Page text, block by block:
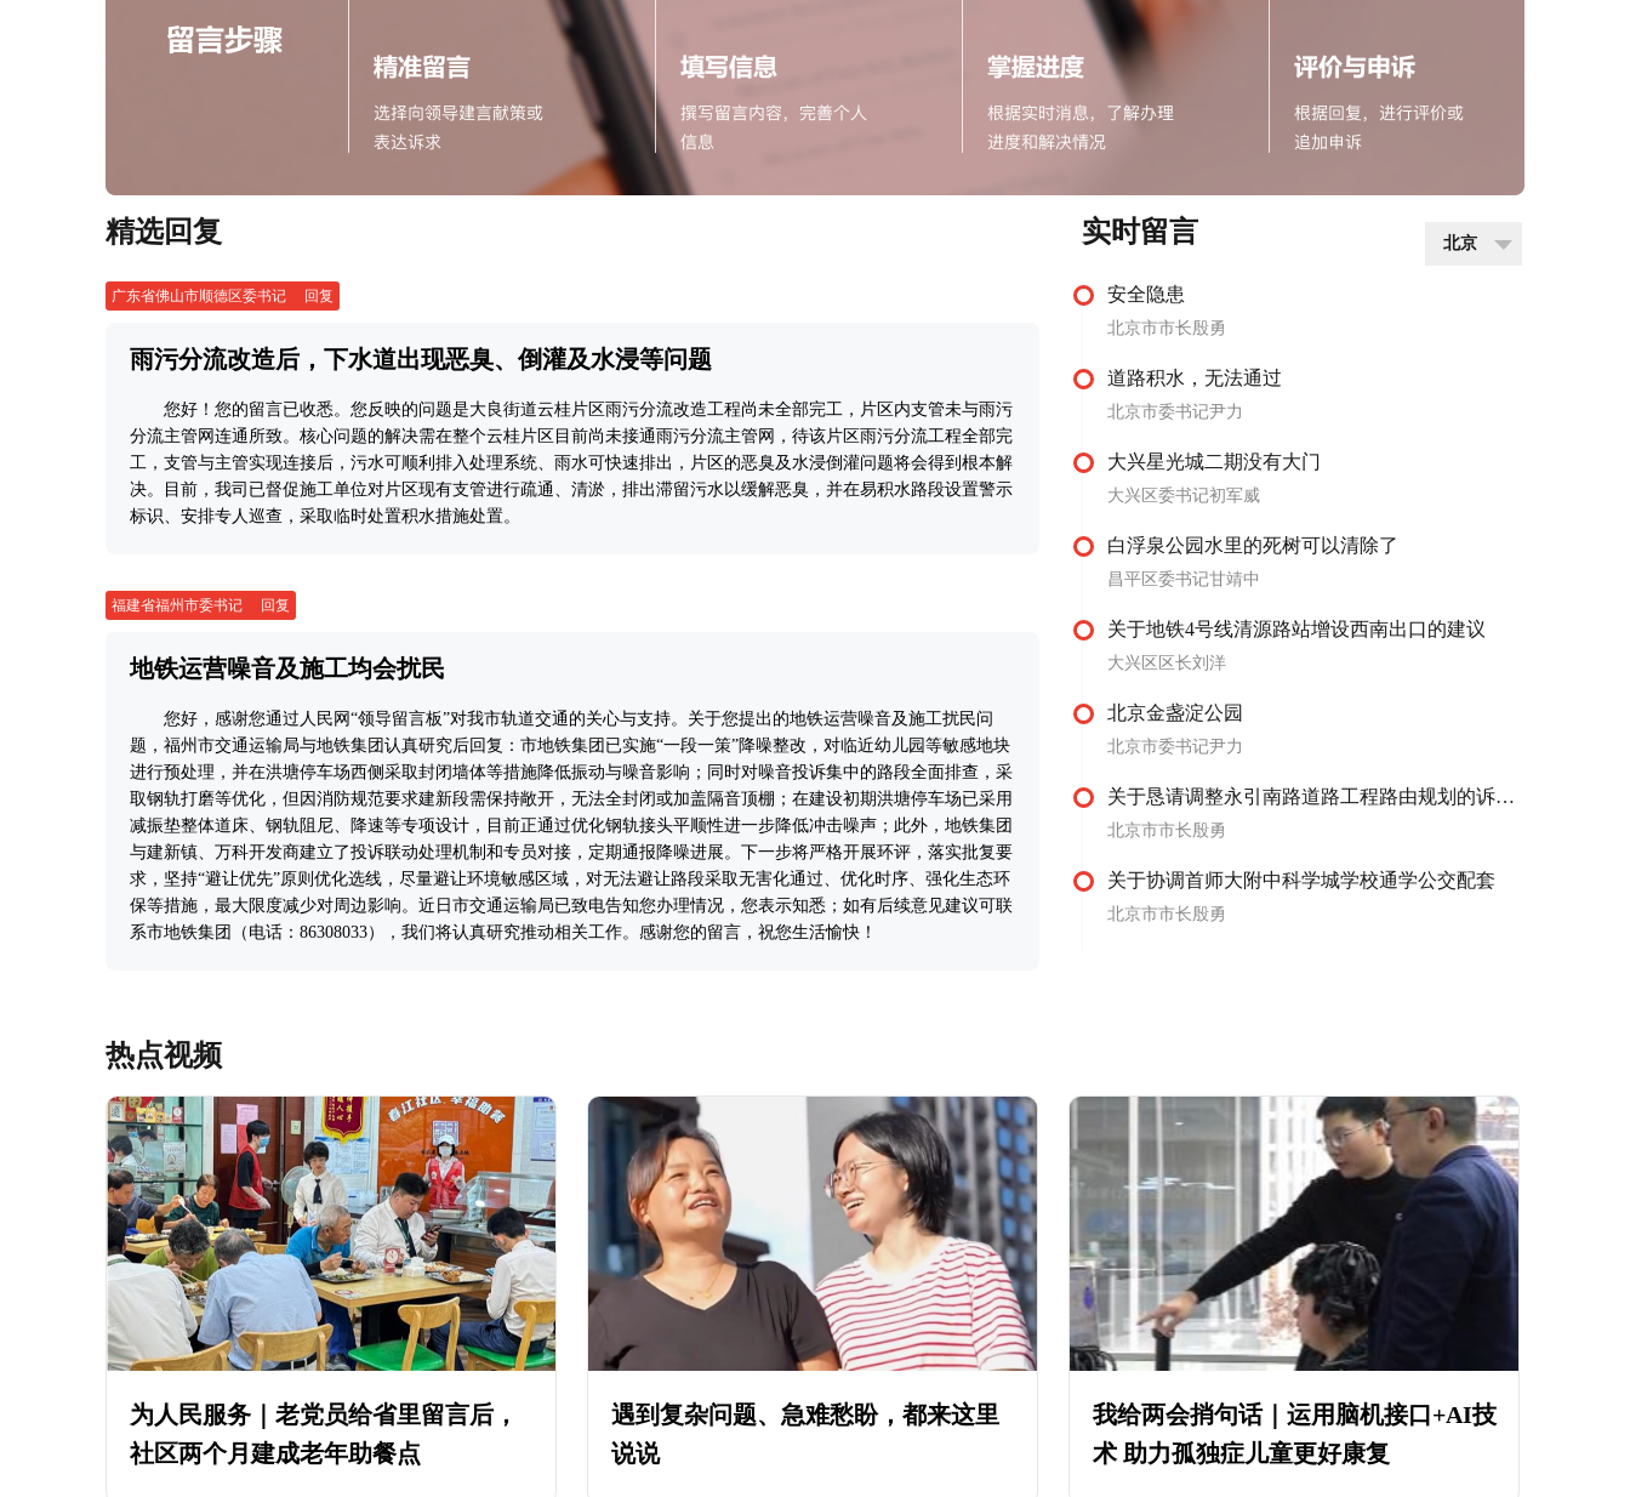
精选回复
广东省佛山市顺德区委书记 回复
雨污分流改造后，下水道出现恶臭、倒灌及水浸等问题
您好！您的留言已收悉。您反映的问题是大良街道云桂片区雨污分流改造工程尚未全部完工，片区内支管未与雨污
分流主管网连通所致。核心问题的解决需在整个云桂片区目前尚未接通雨污分流主管网，待该片区雨污分流工程全部完
工，支管与主管实现连接后，污水可顺利排入处理系统、雨水可快速排出，片区的恶臭及水浸倒灌问题将会得到根本解
决。目前，我司已督促施工单位对片区现有支管进行疏通、清淤，排出滞留污水以缓解恶臭，并在易积水路段设置警示
标识、安排专人巡查，采取临时处置积水措施处置。
福建省福州市委书记 回复
地铁运营噪音及施工均会扰民
您好，感谢您通过人民网“领导留言板”对我市轨道交通的关心与支持。关于您提出的地铁运营噪音及施工扰民问
题，福州市交通运输局与地铁集团认真研究后回复：市地铁集团已实施“一段一策”降噪整改，对临近幼儿园等敏感地块
进行预处理，并在洪塘停车场西侧采取封闭墙体等措施降低振动与噪音影响；同时对噪音投诉集中的路段全面排查，采
取钢轨打磨等优化，但因消防规范要求建新段需保持敞开，无法全封闭或加盖隔音顶棚；在建设初期洪塘停车场已采用
减振垫整体道床、钢轨阻尼、降速等专项设计，目前正通过优化钢轨接头平顺性进一步降低冲击噪声；此外，地铁集团
与建新镇、万科开发商建立了投诉联动处理机制和专员对接，定期通报降噪进展。下一步将严格开展环评，落实批复要
求，坚持“避让优先”原则优化选线，尽量避让环境敏感区域，对无法避让路段采取无害化通过、优化时序、强化生态环
保等措施，最大限度减少对周边影响。近日市交通运输局已致电告知您办理情况，您表示知悉；如有后续意见建议可联
系市地铁集团（电话：86308033），我们将认真研究推动相关工作。感谢您的留言，祝您生活愉快！
实时留言 北京
安全隐患
北京市市长殷勇
道路积水，无法通过
北京市委书记尹力
大兴星光城二期没有大门
大兴区委书记初军威
白浮泉公园水里的死树可以清除了
昌平区委书记甘靖中
关于地铁4号线清源路站增设西南出口的建议
大兴区区长刘洋
北京金盏淀公园
北京市委书记尹力
关于恳请调整永引南路道路工程路由规划的诉求信
北京市市长殷勇
关于协调首师大附中科学城学校通学公交配套
北京市市长殷勇
热点视频
为人民服务｜老党员给省里留言后，
社区两个月建成老年助餐点
遇到复杂问题、急难愁盼，都来这里
说说
我给两会捎句话｜运用脑机接口+AI技
术 助力孤独症儿童更好康复